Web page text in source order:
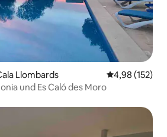
Llombards
4,98 (152)
und Es Caló des Moro